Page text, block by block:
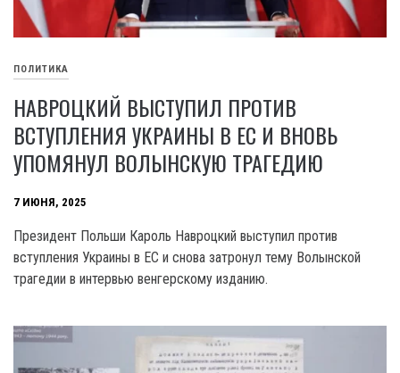
ПОЛИТИКА
НАВРОЦКИЙ ВЫСТУПИЛ ПРОТИВ
ВСТУПЛЕНИЯ УКРАИНЫ В ЕС И ВНОВЬ
УПОМЯНУЛ ВОЛЫНСКУЮ ТРАГЕДИЮ
7 ИЮНЯ, 2025
Президент Польши Кароль Навроцкий выступил против
вступления Украины в ЕС и снова затронул тему Волынской
трагедии в интервью венгерскому изданию.